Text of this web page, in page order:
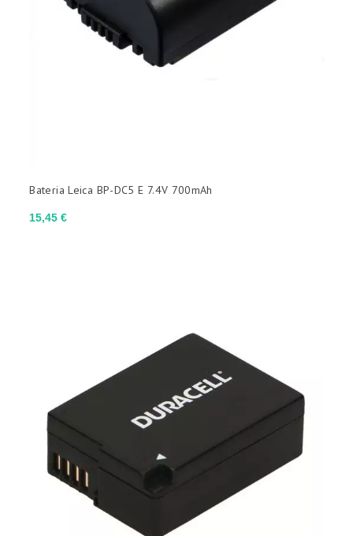
Preço
15,45 €
Bateria Leica BP-DC5 E 7.4V 700mAh